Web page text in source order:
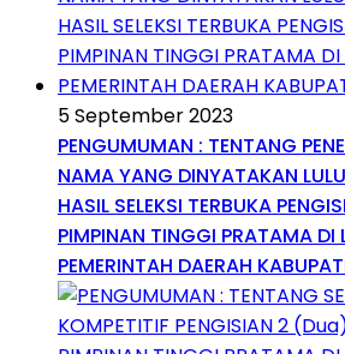
5 September 2023
PENGUMUMAN : TENTANG
NAMA YANG DINYATAKAN
HASIL SELEKSI TERBUKA
PIMPINAN TINGGI PRATAMA DI
PEMERINTAH DAERAH